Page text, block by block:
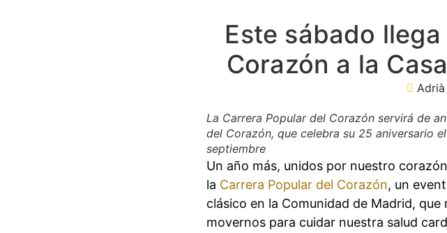
Este sábado
Corazón a la
Adrià
La Carrera Popular del Corazón servirá de
del Corazón, que celebra su 25 aniversario
septiembre
Un año más, unidos por nuestro
la Carrera Popular del Corazón, un
clásico en la Comunidad de Madrid, que
movernos para cuidar nuestra salud